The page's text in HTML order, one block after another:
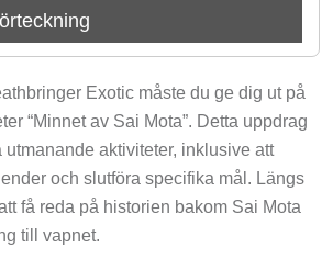
Exotic måste du ge dig ut på
“Minnet av Sai Mota”. Detta uppdrag
aktiviteter, inklusive att
och slutföra specifika mål. Längs
få reda på historien bakom Sai Mota
till vapnet.